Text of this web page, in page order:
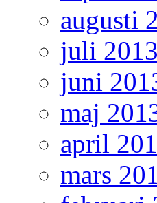
augusti
juli 2013
juni
maj
april
mars